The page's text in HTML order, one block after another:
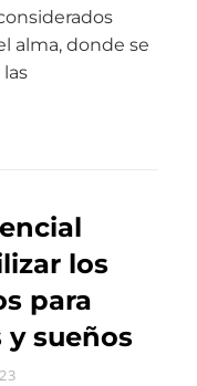
alma, donde se
los
para
sueños